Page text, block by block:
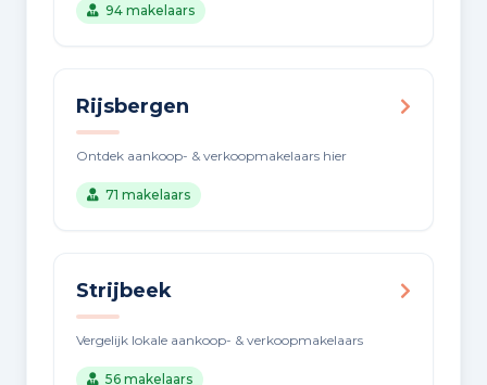
94 makelaars
Rijsbergen
Ontdek aankoop- & verkoopmakelaars hier
71 makelaars
Strijbeek
Vergelijk lokale aankoop- & verkoopmakelaars
56 makelaars